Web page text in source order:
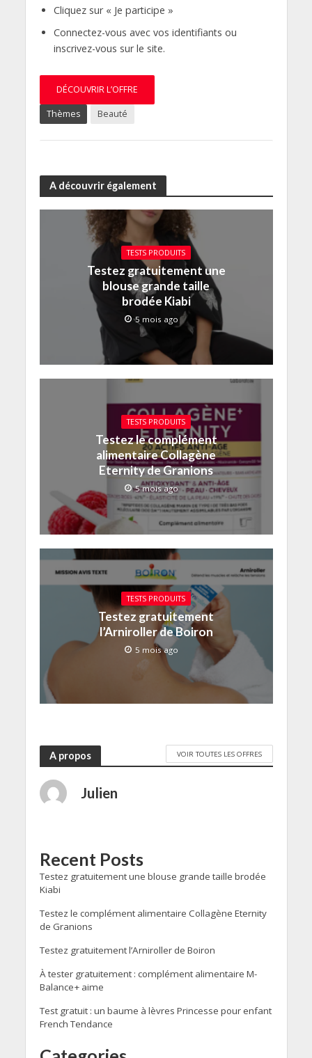
Cliquez sur « Je participe »
Connectez-vous avec vos identifiants ou
inscrivez-vous sur le site.
DÉCOUVRIR L’OFFRE
Thèmes Beauté
A découvrir également
TESTS PRODUITS
Testez gratuitement une
blouse grande taille
brodée Kiabi
5 mois ago
TESTS PRODUITS
Testez le complément
alimentaire Collagène
Eternity de Granions
5 mois ago
TESTS PRODUITS
Testez gratuitement
l’Arniroller de Boiron
5 mois ago
A propos VOIR TOUTES LES OFFRES
Julien
Recent Posts
Testez gratuitement une blouse grande taille brodée
Kiabi
Testez le complément alimentaire Collagène Eternity
de Granions
Testez gratuitement l’Arniroller de Boiron
À tester gratuitement : complément alimentaire M-
Balance+ aime
Test gratuit : un baume à lèvres Princesse pour enfant
French Tendance